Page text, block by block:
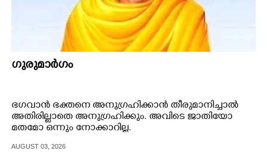
ഗുരുമാർഗം
ഭഗവാൻ ഭക്തനെ അനുഗ്രഹിക്കാൻ തീരുമാനിച്ചാൽ
അതിരില്ലാതെ അനുഗ്രഹിക്കും. അവിടെ ജാതിയോ
മതമോ ഒന്നും നോക്കാറില്ല.
AUGUST 03, 2026